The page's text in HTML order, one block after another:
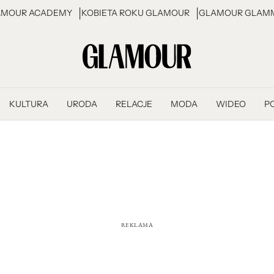
ACADEMY KOBIETA ROKU GLAMOUR GLAMOUR
KULTURA URODA RELACJE MODA WIDEO